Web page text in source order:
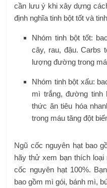
cần lưu ý khi xây dựng
định nghĩa tinh bột tốt và
Nhóm tinh bột tốt:
cây, rau, đậu. Carbs
lượng đường trong
Nhóm tinh bột xấu:
mì trắng, đường tinh
thức ăn tiêu hóa
trong máu tăng đột
Ngũ cốc nguyên hạt bao
hãy thử xem bạn thích
cốc nguyên hạt 100%.
bao gồm mì gói, bánh mì,